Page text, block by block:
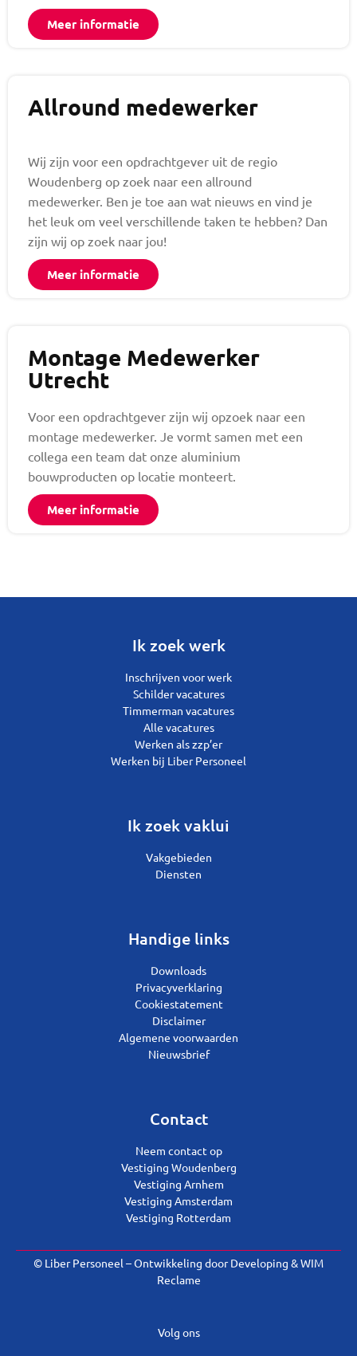
Meer informatie
Allround medewerker
Wij zijn voor een opdrachtgever uit de regio
Woudenberg op zoek naar een allround
medewerker. Ben je toe aan wat nieuws en vind je
het leuk om veel verschillende taken te hebben? Dan
zijn wij op zoek naar jou!
Meer informatie
Montage Medewerker
Utrecht
Voor een opdrachtgever zijn wij opzoek naar een
montage medewerker. Je vormt samen met een
collega een team dat onze aluminium
bouwproducten op locatie monteert.
Meer informatie
Ik zoek werk
Inschrijven voor werk
Schilder vacatures
Timmerman vacatures
Alle vacatures
Werken als zzp’er
Werken bij Liber Personeel
Ik zoek vaklui
Vakgebieden
Diensten
Handige links
Downloads
Privacyverklaring
Cookiestatement
Disclaimer
Algemene voorwaarden
Nieuwsbrief
Contact
Neem contact op
Vestiging Woudenberg
Vestiging Arnhem
Vestiging Amsterdam
Vestiging Rotterdam
© Liber Personeel – Ontwikkeling doorDeveloping &WIM
Reclame
Volg ons